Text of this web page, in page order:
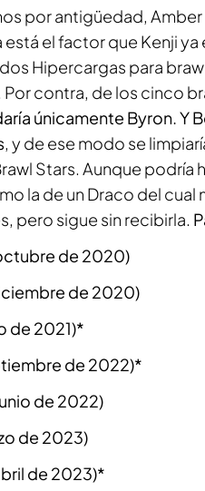
por antigüedad,
está el factor que Kenji
Hipercargas para
contra, de los cinco
únicamente Byron. Y
, y de ese modo se
Stars. Aunque podría
la de un Draco del
pero sigue sin recibirla.
de 2020)
de 2020)
de 2021)*
de 2022)*
de 2022)
de 2023)
de 2023)*